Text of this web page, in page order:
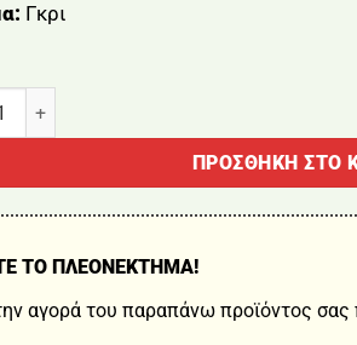
Γκρι
ΕΞΩΤΕΡΙΚΟΥ ΧΩΡΟΥ 4 ΤΕΜΑΧΙΩΝ
ΠΡΟΣΘΉΚΗ ΣΤΟ
ΤΟ ΠΛΕΟΝΕΚΤΗΜΑ!
αγορά του παραπάνω προϊόντος σας